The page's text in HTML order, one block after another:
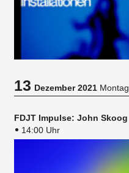
13Dezember 2021 Montag
FDJT Impulse: John Skoog
14:00 Uhr